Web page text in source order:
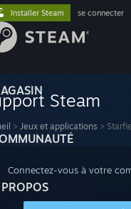
Installer Steam se connecter
Steam
> Jeux et applications >
Connectez-vous à votre